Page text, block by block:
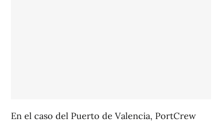
En el caso del Puerto de Valencia, PortCrew